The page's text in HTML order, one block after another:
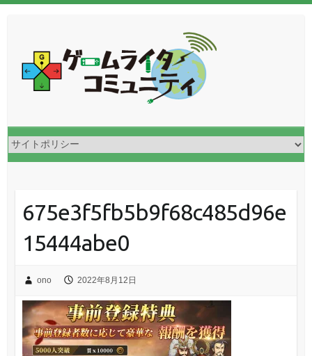
675e3f5fb5b9f68c485d96e
15444abe0
ono 2022年8月12日